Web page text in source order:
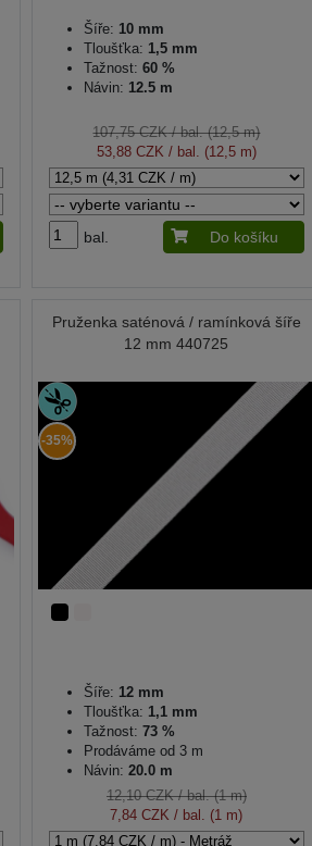
Šíře: 10 mm
Tloušťka: 1,5 mm
Tažnost: 60 %
Návin: 12.5 m
107,75 CZK/ bal. (12,5 m)
53,88 CZK / bal. (12,5 m)
bal. Do košíku
Pruženka saténová / ramínková šíře
12 mm 440725
-35%
Šíře: 12 mm
Tloušťka: 1,1 mm
Tažnost: 73 %
Prodáváme od 3 m
Návin: 20.0 m
12,10 CZK/ bal. (1 m)
7,84 CZK / bal. (1 m)